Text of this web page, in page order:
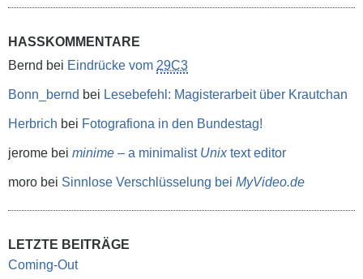
HASSKOMMENTARE
Bernd bei Eindrücke vom 29C3
Bonn_bernd bei Lesebefehl: Magisterarbeit über Krautchan
Herbrich bei Fotografiona in den Bundestag!
jerome bei minime – a minimalist Unixtext editor
moro bei Sinnlose Verschlüsselung bei MyVideo.de
LETZTE BEITRÄGE
Coming-Out